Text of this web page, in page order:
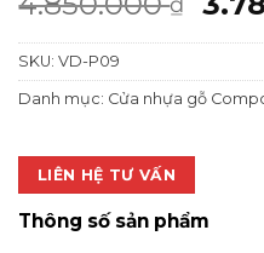
gốc
là:
SKU: VD-P09
Danh mục: Cửa nhựa gỗ
LIÊN HỆ TƯ VẤN
Thông số sản phẩm